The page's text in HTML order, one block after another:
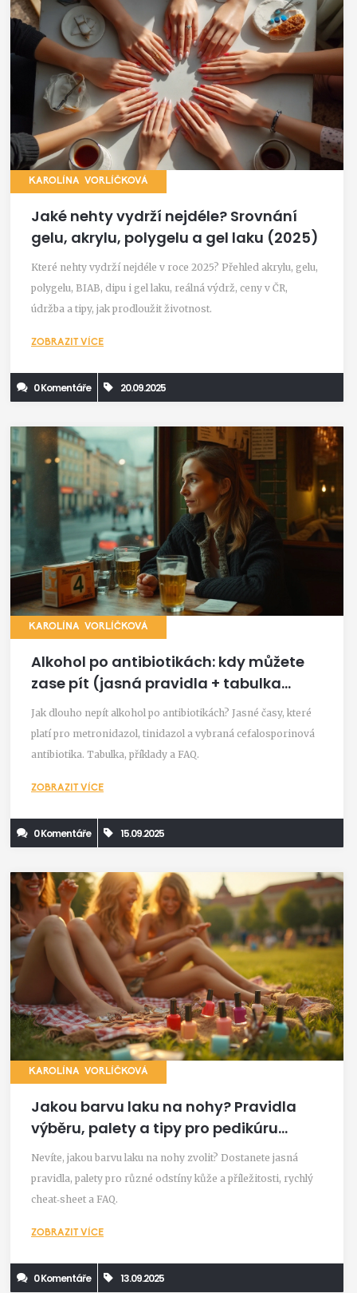
KAROLÍNA VORLÍČKOVÁ
Jaké nehty vydrží nejdéle? Srovnání
gelu, akrylu, polygelu a gel laku (2025)
Které nehty vydrží nejdéle v roce 2025? Přehled akrylu, gelu,
polygelu, BIAB, dipu i gel laku, reálná výdrž, ceny v ČR,
údržba a tipy, jak prodloužit životnost.
ZOBRAZIT VÍCE
0 Komentáře 20.09.2025
KAROLÍNA VORLÍČKOVÁ
Alkohol po antibiotikách: kdy můžete
zase pít (jasná pravidla + tabulka
2025)
Jak dlouho nepít alkohol po antibiotikách? Jasné časy, které
platí pro metronidazol, tinidazol a vybraná cefalosporinová
antibiotika. Tabulka, příklady a FAQ.
ZOBRAZIT VÍCE
0 Komentáře 15.09.2025
KAROLÍNA VORLÍČKOVÁ
Jakou barvu laku na nohy? Pravidla
výběru, palety a tipy pro pedikúru
(2025)
Nevíte, jakou barvu laku na nohy zvolit? Dostanete jasná
pravidla, palety pro různé odstíny kůže a příležitosti, rychlý
cheat‑sheet a FAQ.
ZOBRAZIT VÍCE
0 Komentáře 13.09.2025